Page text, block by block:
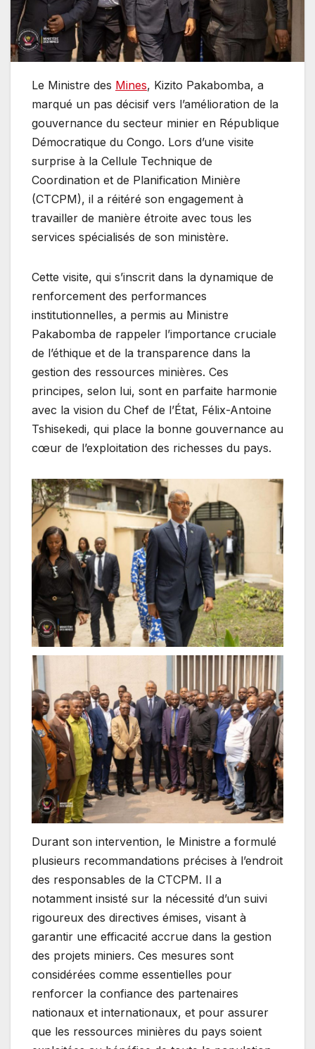
Le Ministre des Mines, Kizito Pakabomba, a
marqué un pas décisif vers l’amélioration de la
gouvernance du secteur minier en République
Démocratique du Congo. Lors d’une visite
surprise à la Cellule Technique de
Coordination et de Planification Minière
(CTCPM), il a réitéré son engagement à
travailler de manière étroite avec tous les
services spécialisés de son ministère.
Cette visite, qui s’inscrit dans la dynamique de
renforcement des performances
institutionnelles, a permis au Ministre
Pakabomba de rappeler l’importance cruciale
de l’éthique et de la transparence dans la
gestion des ressources minières. Ces
principes, selon lui, sont en parfaite harmonie
avec la vision du Chef de l’État, Félix-Antoine
Tshisekedi, qui place la bonne gouvernance au
cœur de l’exploitation des richesses du pays.
Durant son intervention, le Ministre a formulé
plusieurs recommandations précises à l’endroit
des responsables de la CTCPM. Il a
notamment insisté sur la nécessité d’un suivi
rigoureux des directives émises, visant à
garantir une efficacité accrue dans la gestion
des projets miniers. Ces mesures sont
considérées comme essentielles pour
renforcer la confiance des partenaires
nationaux et internationaux, et pour assurer
que les ressources minières du pays soient